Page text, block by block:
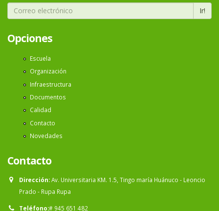
Ir!
Opciones
Escuela
Organización
Infraestructura
Documentos
Calidad
Contacto
Novedades
Contacto
Dirección:Av. Universitaria KM. 1.5, Tingo maría Huánuco - Leoncio
Prado - Rupa Rupa
Teléfono:# 945 651 482